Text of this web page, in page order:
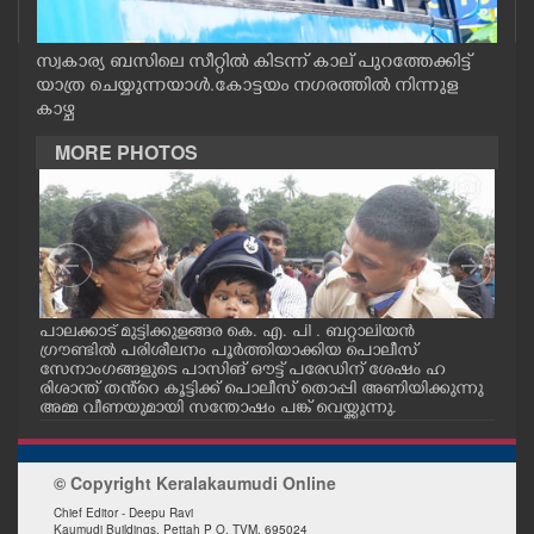
CASE DIARY
CINEMA
OPINION
PHOTOS
LIFESTYLE
SPIRITUAL
INFO+
ART
സ്വകാര്യ ബസിലെ സീറ്റിൽ കിടന്ന് കാല് പുറത്തേക്കിട്ട്
യാത്ര ചെയ്യുന്നയാൾ.കോട്ടയം നഗരത്തിൽ നിന്നുള
കാഴ്ച
MORE PHOTOS
പാലക്കാട് മുട്ടിക്കുളങ്ങര കെ. എ. പി . ബറ്റാലിയൻ
ഗ്രൗണ്ടിൽ പരിശീലനം പൂർത്തിയാക്കിയ പൊലീസ്
സേനാംഗങ്ങളുടെ പാസിങ് ഔട്ട് പരേഡിന് ശേഷം ഹ
രിശാന്ത് തൻ്റെ കൂട്ടിക്ക് പൊലീസ് തൊപ്പി അണിയിക്കുന്നു
അമ്മ വീണയുമായി സന്തോഷം പങ്ക് വെയ്ക്കുന്നു.
© Copyright Keralakaumudi Online
Chief Editor - Deepu Ravi
Kaumudi Buildings, Pettah P O. TVM. 695024